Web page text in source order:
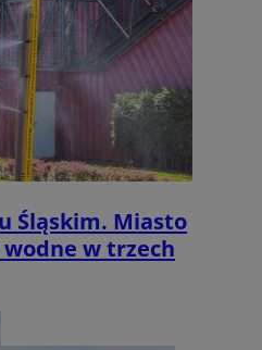
Śląskim. Miasto
w trzech